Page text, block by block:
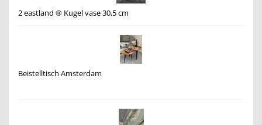
2 eastland ® Kugel vase 30,5 cm
Beistelltisch Amsterdam